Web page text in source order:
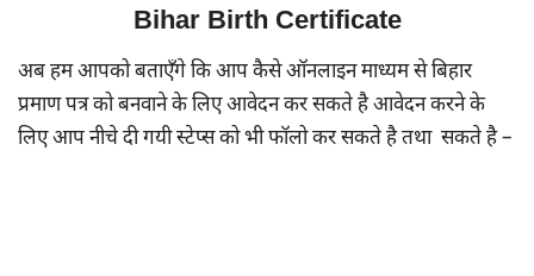
Bihar Birth Certificate
अब हम आपको बताएँगे कि आप कैसे ऑनलाइन माध्यम से बिहार
प्रमाण पत्र को बनवाने के लिए आवेदन कर सकते है आवेदन करने के
लिए आप नीचे दी गयी स्टेप्स को भी फॉलो कर सकते है तथा सकते है –